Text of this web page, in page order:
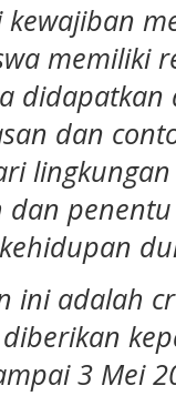
kewajiban
memiliki
dan
dan
ini adalah
3 Mei